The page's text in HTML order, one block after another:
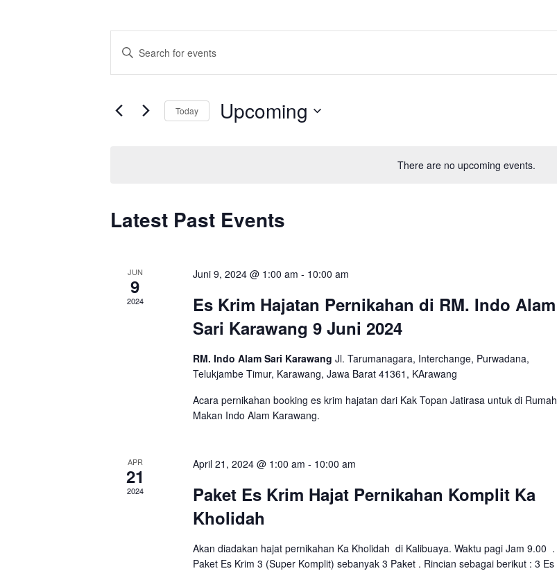
There are no upcoming events.
Search
and
Views
Navigation
Enter
Keyword.
Search
Events
by
Today Upcoming
Latest Past Events
JUN
9
2024
Juni 9, 2024 @ 1:00 am - 10:00 am
Es Krim Hajatan Pernikahan di RM. Indo Alam
Sari Karawang 9 Juni 2024
RM. Indo Alam Sari KarawangJl. Tarumanagara, Interchange, Purwadana,
Telukjambe Timur, Karawang, Jawa Barat 41361, KArawang
Acara pernikahan booking es krim hajatan dari Kak Topan Jatirasa untuk di Rumah
Makan Indo Alam Karawang.
APR
21
2024
April 21, 2024 @ 1:00 am - 10:00 am
Paket Es Krim Hajat Pernikahan Komplit Ka
Kholidah
Akan diadakan hajat pernikahan Ka Kholidah di Kalibuaya. Waktu pagi Jam 9.00 .
Paket Es Krim 3 (Super Komplit) sebanyak 3 Paket . Rincian sebagai berikut : 3 Es